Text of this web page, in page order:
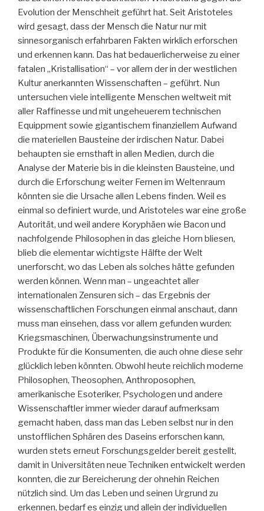
Evolution der Menschheit geführt hat. Seit Aristoteles
wird gesagt, dass der Mensch die Natur nur mit
sinnesorganisch erfahrbaren Fakten wirklich erforschen
und erkennen kann. Das hat bedauerlicherweise zu einer
fatalen „Kristallisation“ – vor allem der in der westlichen
Kultur anerkannten Wissenschaften – geführt. Nun
untersuchen viele intelligente Menschen weltweit mit
aller Raffinesse und mit ungeheuerem technischen
Equippment sowie gigantischem finanziellem Aufwand
die materiellen Bausteine der irdischen Natur. Dabei
behaupten sie ernsthaft in allen Medien, durch die
Analyse der Materie bis in die kleinsten Bausteine, und
durch die Erforschung weiter Fernen im Weltenraum
könnten sie die Ursache allen Lebens finden. Weil es
einmal so definiert wurde, und Aristoteles war eine große
Autorität, und weil andere Koryphäen wie Bacon und
nachfolgende Philosophen in das gleiche Horn bliesen,
blieb die elementar wichtigste Hälfte der Welt
unerforscht, wo das Leben als solches hätte gefunden
werden können. Wenn man – ungeachtet aller
internationalen Zensuren sich – das Ergebnis der
wissenschaftlichen Forschungen einmal anschaut, dann
muss man einsehen, dass vor allem gefunden wurden:
Kriegsmaschinen, Überwachungsinstrumente und
Produkte für die Konsumenten, die auch ohne diese sehr
glücklich leben könnten. Obwohl heute reichlich moderne
Philosophen, Theosophen, Anthroposophen,
amerikanische Esoteriker, Psychologen und andere
Wissenschaftler immer wieder darauf aufmerksam
gemacht haben, dass man das Leben selbst nur in den
unstofflichen Sphären des Daseins erforschen kann,
wurden stets erneut Forschungsgelder bereit gestellt,
damit in Universitäten neue Techniken entwickelt werden
konnten, die zur Bereicherung der ohnehin Reichen
nützlich sind. Um das Leben und seinen Urgrund zu
erkennen, bedarf es einzig und allein der individuellen